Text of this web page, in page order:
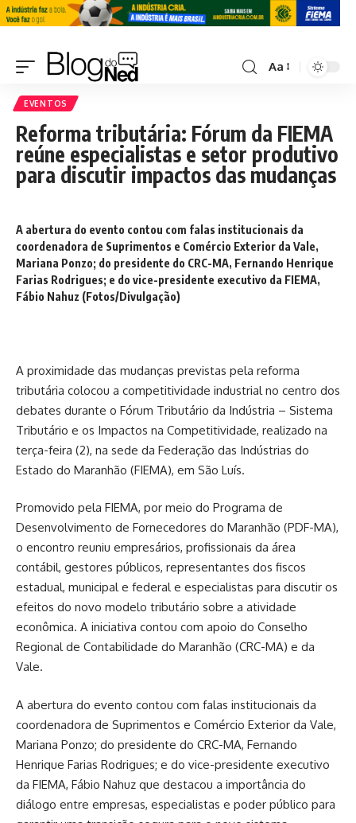
Aa
EVENTOS
Reforma tributária: Fórum da FIEMA
reúne especialistas e setor produtivo
para discutir impactos das mudanças
A abertura do evento contou com falas institucionais da
coordenadora de Suprimentos e Comércio Exterior da Vale,
Mariana Ponzo; do presidente do CRC-MA, Fernando Henrique
Farias Rodrigues; e do vice-presidente executivo da FIEMA,
Fábio Nahuz (Fotos/Divulgação)
A proximidade das mudanças previstas pela reforma
tributária colocou a competitividade industrial no centro dos
debates durante o Fórum Tributário da Indústria – Sistema
Tributário e os Impactos na Competitividade, realizado na
terça-feira (2), na sede da Federação das Indústrias do
Estado do Maranhão (FIEMA), em São Luís.
Promovido pela FIEMA, por meio do Programa de
Desenvolvimento de Fornecedores do Maranhão (PDF-MA),
o encontro reuniu empresários, profissionais da área
contábil, gestores públicos, representantes dos fiscos
estadual, municipal e federal e especialistas para discutir os
efeitos do novo modelo tributário sobre a atividade
econômica. A iniciativa contou com apoio do Conselho
Regional de Contabilidade do Maranhão (CRC-MA) e da
Vale.
A abertura do evento contou com falas institucionais da
coordenadora de Suprimentos e Comércio Exterior da Vale,
Mariana Ponzo; do presidente do CRC-MA, Fernando
Henrique Farias Rodrigues; e do vice-presidente executivo
da FIEMA, Fábio Nahuz que destacou a importância do
diálogo entre empresas, especialistas e poder público para